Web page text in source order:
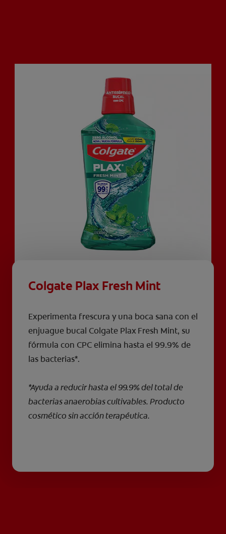
Colgate Plax Fresh Mint
Experimenta frescura y una boca sana con el
enjuague bucal Colgate Plax Fresh Mint, su
fórmula con CPC elimina hasta el 99.9% de
las bacterias*.
*Ayuda a reducir hasta el 99.9% del total de
bacterias anaerobias cultivables. Producto
cosmético sin acción terapéutica.